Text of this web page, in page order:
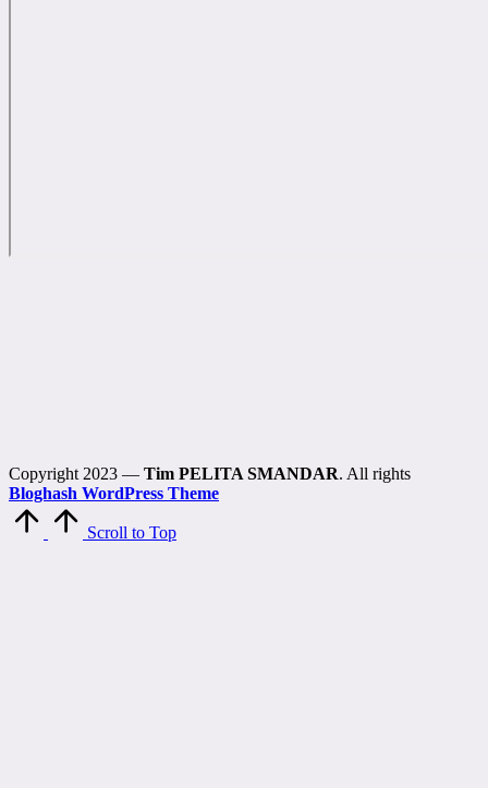
Copyright 2023 — Tim PELITA SMANDAR. All rights
Bloghash WordPress Theme
Scroll to Top